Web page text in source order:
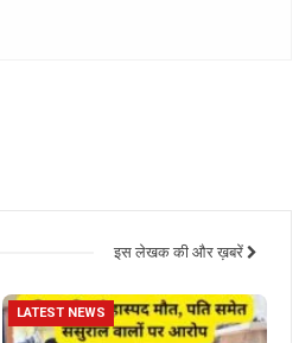
इस लेखक की और ख़बरें
LATEST NEWS